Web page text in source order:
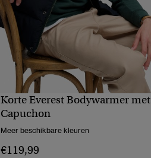
SNELLE WEERGAVE
Korte Everest Bodywarmer met
Capuchon
Meer beschikbare kleuren
€119,99